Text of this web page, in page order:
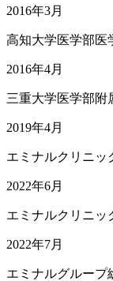
2016年3月
高知大学医学部医
2016年4月
三重大学医学部附
2019年4月
エミナルクリニッ
2022年6月
エミナルクリニッ
2022年7月
エミナルグループ